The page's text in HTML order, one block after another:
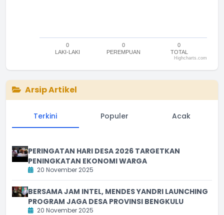
0
LAKI-LAKI
0
PEREMPUAN
0
TOTAL
Highcharts.com
Arsip Artikel
Terkini Populer Acak
PERINGATAN HARI DESA 2026 TARGETKAN
PENINGKATAN EKONOMI WARGA
20 November 2025
BERSAMA JAM INTEL, MENDES YANDRI LAUNCHING
PROGRAM JAGA DESA PROVINSI BENGKULU
20 November 2025